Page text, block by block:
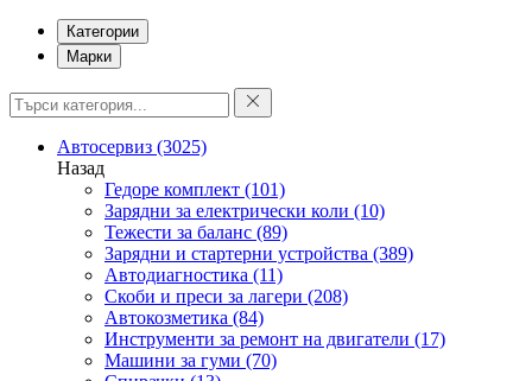
Категории
Марки
Автосервиз (3025)
Назад
Гедоре комплект (101)
Зарядни за електрически коли (10)
Тежести за баланс (89)
Зарядни и стартерни устройства (389)
Автодиагностика (11)
Скоби и преси за лагери (208)
Автокозметика (84)
Инструменти за ремонт на двигатели (17)
Машини за гуми (70)